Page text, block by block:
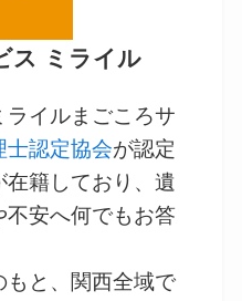
ス ミライル
イルまごころサ
士認定協会が認定
籍しており、遺
不安へ何でもお答
もと、関西全域で